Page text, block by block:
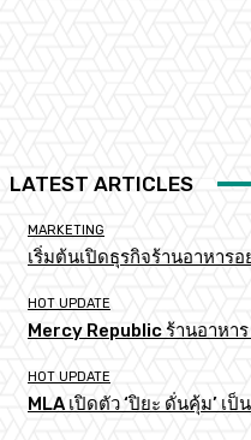
LATEST ARTICLES
MARKETING
เริ่มต้นเปิดธุรกิจร้านอาหาร
HOT UPDATE
Mercy Republic ร้านอาหา
HOT UPDATE
MLA เปิดตัว ‘ปิยะ ดั่นคุ้ม’